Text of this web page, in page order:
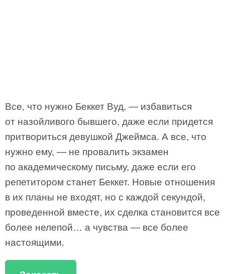
Все, что нужно Беккет Вуд, — избавиться
от назойливого бывшего, даже если придется
притвориться девушкой Джеймса. А все, что
нужно ему, — не провалить экзамен
по академическому письму, даже если его
репетитором станет Беккет. Новые отношения
в их планы не входят, но с каждой секундой,
проведенной вместе, их сделка становится все
более нелепой… а чувства — все более
настоящими.